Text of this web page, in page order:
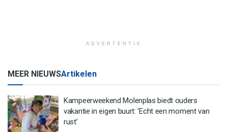
ADVERTENTIE
MEER NIEUWSArtikelen
Kampeerweekend Molenplas biedt ouders
vakantie in eigen buurt: ‘Echt een moment van
rust’